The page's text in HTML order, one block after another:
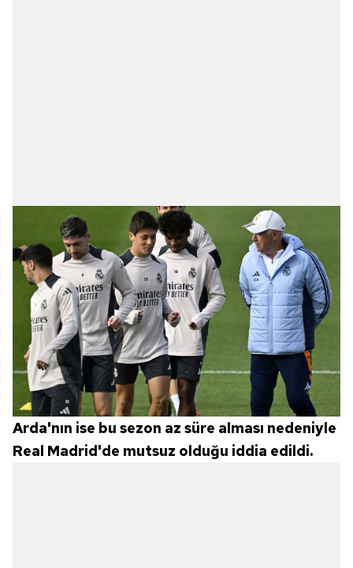
Arda'nın ise bu sezon az süre alması nedeniyle
Real Madrid'de mutsuz olduğu iddia edildi.